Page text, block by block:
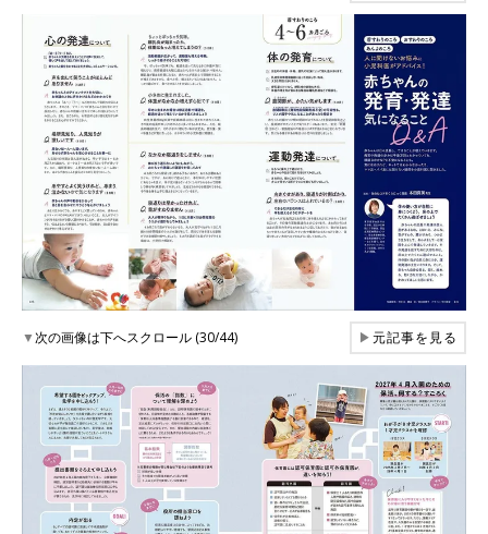
▼次の画像は下へスクロール (30/44) ▶元記事を見る